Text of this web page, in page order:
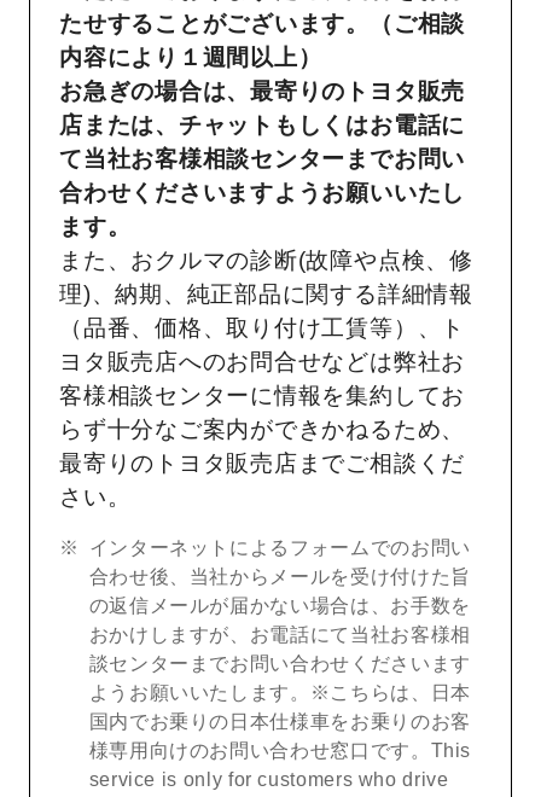
たせすることがございます。（ご相談
内容により１週間以上）
お急ぎの場合は、最寄りのトヨタ販売
店または、チャットもしくはお電話に
て当社お客様相談センターまでお問い
合わせくださいますようお願いいたし
ます。
また、おクルマの診断(故障や点検、修
理)、納期、純正部品に関する詳細情報
（品番、価格、取り付け工賃等）、ト
ヨタ販売店へのお問合せなどは弊社お
客様相談センターに情報を集約してお
らず十分なご案内ができかねるため、
最寄りのトヨタ販売店までご相談くだ
さい。
インターネットによるフォームでのお問い
合わせ後、当社からメールを受け付けた旨
の返信メールが届かない場合は、お手数を
おかけしますが、お電話にて当社お客様相
談センターまでお問い合わせくださいます
ようお願いいたします。※こちらは、日本
国内でお乗りの日本仕様車をお乗りのお客
様専用向けのお問い合わせ窓口です。This
service is only for customers who drive